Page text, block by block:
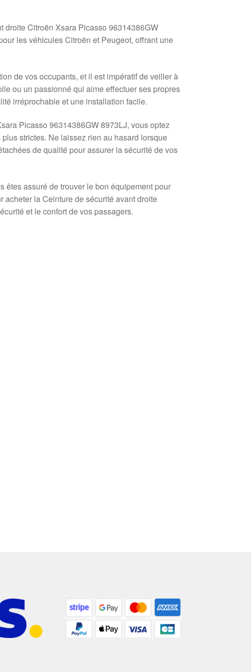
droite Citroën Xsara Picasso 96314386GW
les véhicules Citroën et Peugeot, offrant une
de vos occupants, et il est impératif de veiller à
ou un passionné qui aime effectuer ses propres
irréprochable et une installation facile.
Picasso 96314386GW 8973LJ, vous optez
strictes. Ne laissez rien au hasard lorsque
de qualité pour assurer la sécurité de vos
êtes assuré de trouver le bon équipement pour
acheter la Ceinture de sécurité avant droite
et le confort de vos passagers.